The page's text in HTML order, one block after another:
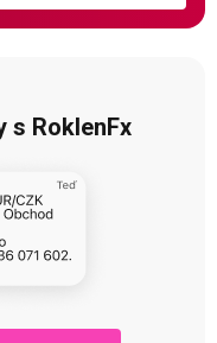
s RoklenFx